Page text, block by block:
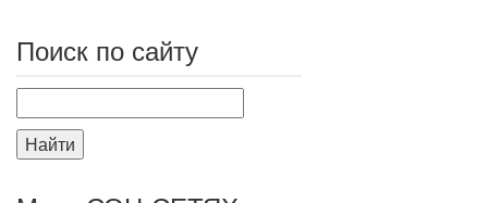
Поиск по сайту
Найти